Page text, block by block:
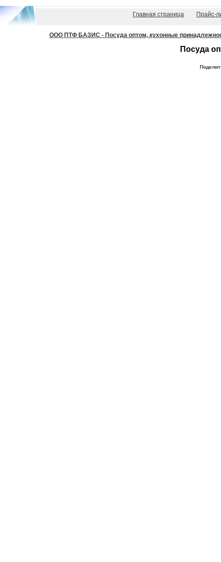
Главная страница Прайс-
ООО ПТФ БАЗИС - Посуда оптом, кухонные
Посуда